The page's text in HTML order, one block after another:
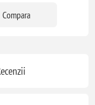
Compara